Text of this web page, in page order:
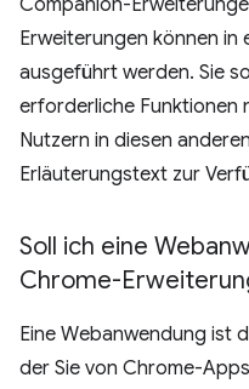
Companion-
Erweiterungen können in
ausgeführt werden. Sie
erforderliche Funktionen
Nutzern in diesen
Erläuterungstext zur
Soll ich eine
Chrome-
Eine Webanwendung ist
der Sie von Chrome-